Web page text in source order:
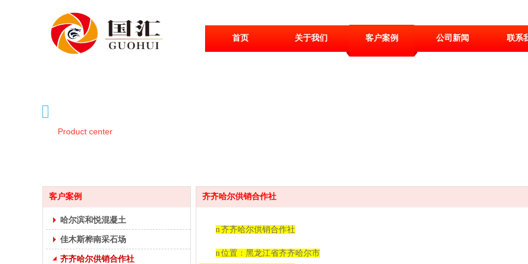
首页 关于我们 客户案例 公司新闻 联系
Product center
客户案例
哈尔滨和悦混凝土
佳木斯桦南采石场
齐齐哈尔供销合作社
齐齐哈尔供销合作社
n齐齐哈尔供销合作社
n位置：黑龙江省齐齐哈尔市